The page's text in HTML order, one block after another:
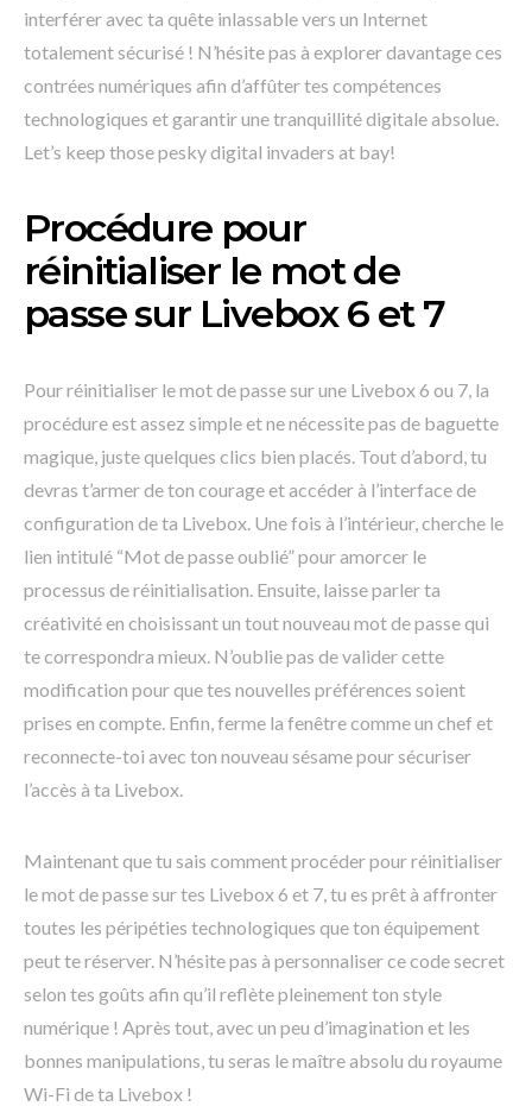
interférer avec ta quête inlassable vers un Internet
totalement sécurisé ! N’hésite pas à explorer davantage ces
contrées numériques afin d’affûter tes compétences
technologiques et garantir une tranquillité digitale absolue.
Let’s keep those pesky digital invaders at bay!
Procédure pour
réinitialiser le mot de
passe sur Livebox 6 et 7
Pour réinitialiser le mot de passe sur une Livebox 6 ou 7, la
procédure est assez simple et ne nécessite pas de baguette
magique, juste quelques clics bien placés. Tout d’abord, tu
devras t’armer de ton courage et accéder à l’interface de
configuration de ta Livebox. Une fois à l’intérieur, cherche le
lien intitulé “Mot de passe oublié” pour amorcer le
processus de réinitialisation. Ensuite, laisse parler ta
créativité en choisissant un tout nouveau mot de passe qui
te correspondra mieux. N’oublie pas de valider cette
modification pour que tes nouvelles préférences soient
prises en compte. Enfin, ferme la fenêtre comme un chef et
reconnecte-toi avec ton nouveau sésame pour sécuriser
l’accès à ta Livebox.
Maintenant que tu sais comment procéder pour réinitialiser
le mot de passe sur tes Livebox 6 et 7, tu es prêt à affronter
toutes les péripéties technologiques que ton équipement
peut te réserver. N’hésite pas à personnaliser ce code secret
selon tes goûts afin qu’il reflète pleinement ton style
numérique ! Après tout, avec un peu d’imagination et les
bonnes manipulations, tu seras le maître absolu du royaume
Wi-Fi de ta Livebox !